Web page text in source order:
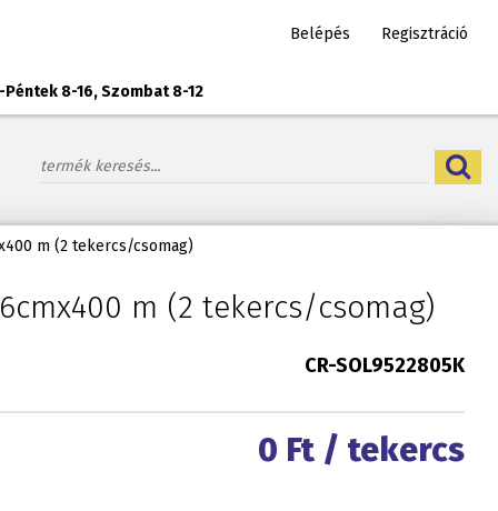
Belépés Regisztráció
8-16, Szombat 8-12
m (2 tekercs/csomag)
m (2 tekercs/csomag)
CR-SOL9522805K
0 Ft / tekercs